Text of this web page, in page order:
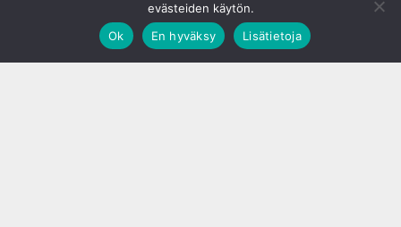
evästeiden käytön.
Ok
En hyväksy Lisätietoja